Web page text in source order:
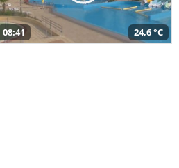
08:41 24,6 °C